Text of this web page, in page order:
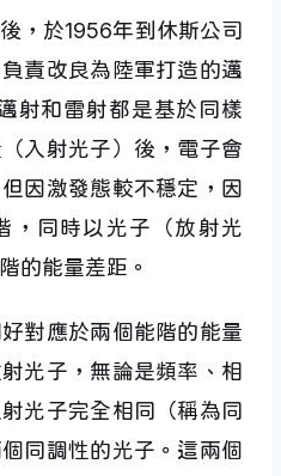
，於1956年到休斯公司
責改良為陸軍打造的邁
射和雷射都是基於同樣
入射光子）後，電子會
因激發態較不穩定，因
，同時以光子（放射光
的能量差距。
對應於兩個能階的能量
光子，無論是頻率、相
光子完全相同（稱為同
同調性的光子。這兩個